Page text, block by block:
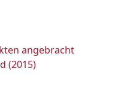
angebracht
(2015)